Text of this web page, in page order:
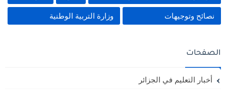
نصائح وتوجيهات وزارة التربية الوطنية
الصفحات
أخبار التعليم في الجزائر